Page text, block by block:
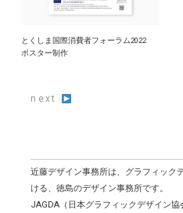
とくしま国際消費者フォーラム2022
ポスター制作
next
近藤デザイン事務所は、グラフィック
ける、徳島のデザイン事務所です。
JAGDA（日本グラフィックデザイン協